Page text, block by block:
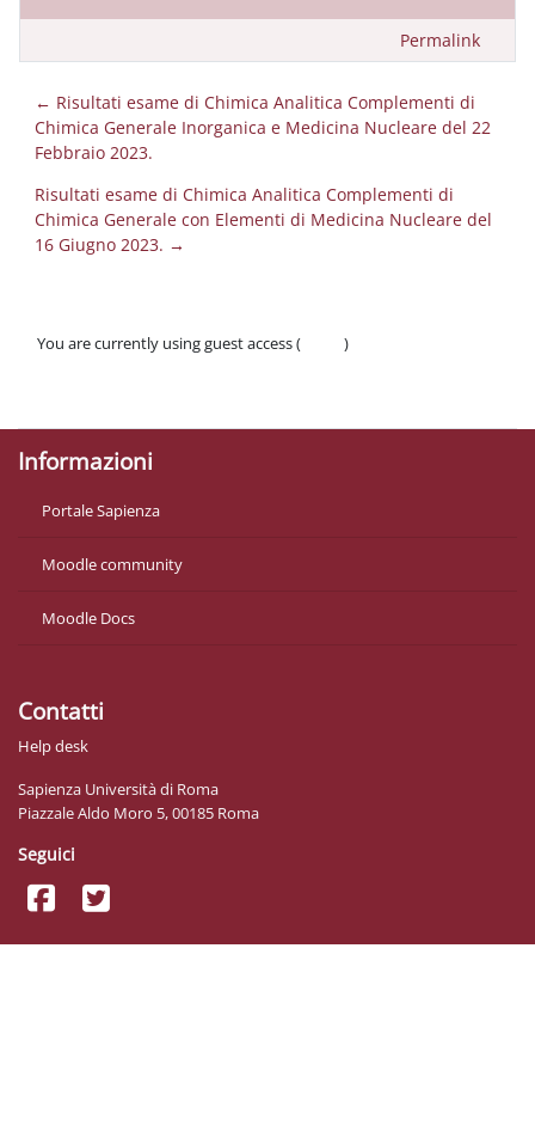
Permalink
← Risultati esame di Chimica Analitica Complementi di
Chimica Generale Inorganica e Medicina Nucleare del 22
Febbraio 2023.
Risultati esame di Chimica Analitica Complementi di
Chimica Generale con Elementi di Medicina Nucleare del
16 Giugno 2023. →
You are currently using guest access (
)
Informazioni
Portale Sapienza
Moodle community
Moodle Docs
Contatti
Help desk
Sapienza Università di Roma
Piazzale Aldo Moro 5, 00185 Roma
Seguici